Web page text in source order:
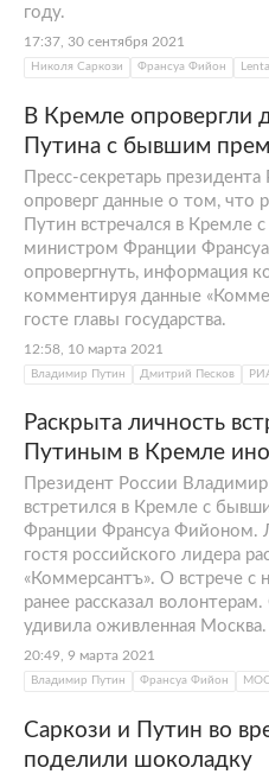
году.
17:37, 30 сентября 2021
Николя Саркози Франсуа Фийон
В Кремле опровергли
Путина с бывшим
Пресс-секретарь
опроверг данные о том, что
Путин встречался в Кремле
министром Франции
опровергнуть, информация
комментируя данные
госте главы государства.
12:58, 10 марта 2021
Владимир Путин Дмитрий Песков
Раскрыта личность
Путиным в Кремле
Президент России
встретился в Кремле с
Франции Франсуа Фийоном.
гостя российского лидера
«Коммерсантъ». О встрече
ранее рассказал
удивила оживленная Москва.
20:49, 9 марта 2021
Владимир Путин Франсуа Фийон
Саркози и Путин во
поделили шоколадку